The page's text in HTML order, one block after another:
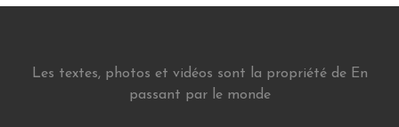
Les textes, photos et vidéos sont la propriété de En
passant par le monde